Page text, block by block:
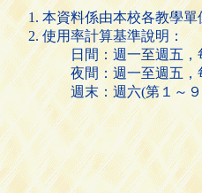
本資料係由本校各教學
使用率計算基準說明：
日間：週一至週五，每
夜間：週一至週五，每
週末：週六(第１～９